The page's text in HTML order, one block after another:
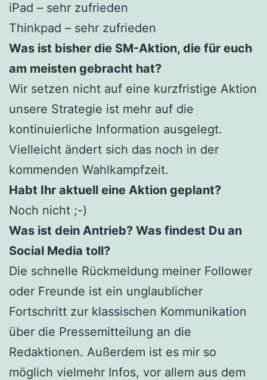
iPad – sehr zufrieden
Thinkpad – sehr zufrieden
Was ist bisher die SM-Aktion, die für euch
am meisten gebracht hat?
Wir setzen nicht auf eine kurzfristige Aktion
unsere Strategie ist mehr auf die
kontinuierliche Information ausgelegt.
Vielleicht ändert sich das noch in der
kommenden Wahlkampfzeit.
Habt Ihr aktuell eine Aktion geplant?
Noch nicht ;-)
Was ist dein Antrieb? Was findest Du an
Social Media toll?
Die schnelle Rückmeldung meiner Follower
oder Freunde ist ein unglaublicher
Fortschritt zur klassischen Kommunikation
über die Pressemitteilung an die
Redaktionen. Außerdem ist es mir so
möglich vielmehr Infos, vor allem aus dem